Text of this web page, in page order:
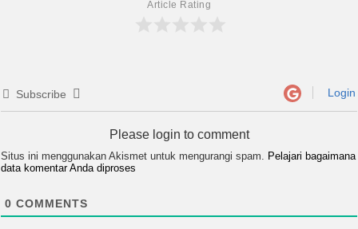
Article Rating
Subscribe Login
Please login to comment
Situs ini menggunakan Akismet untuk mengurangi spam. Pelajari bagaimana
data komentar Anda diproses
0 COMMENTS